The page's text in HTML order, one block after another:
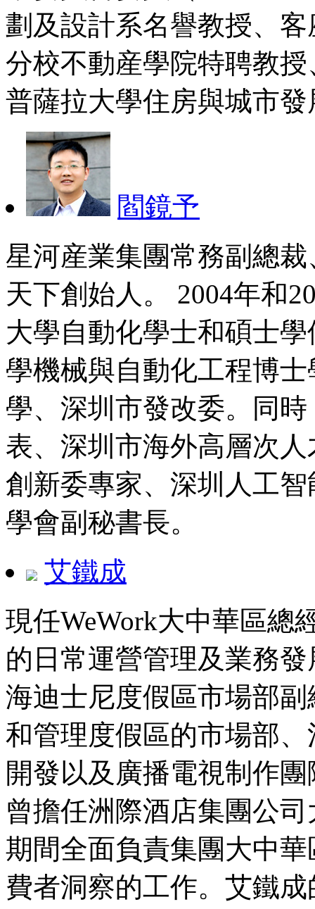
劃及設計系名譽教授、
分校不動産學院特聘教
普薩拉大學住房與城市
閻鏡予
星河産業集團常務副總
天下創始人。 2004年和
大學自動化學士和碩士
學機械與自動化工程博
學、深圳市發改委。同
表、深圳市海外高層次
創新委專家、深圳人工
學會副秘書長。
艾鐵成
現任WeWork大中華區總
的日常運營管理及業務
海迪士尼度假區市場部
和管理度假區的市場部
開發以及廣播電視制作
曾擔任洲際酒店集團公
期間全面負責集團大中
費者洞察的工作。艾鐵